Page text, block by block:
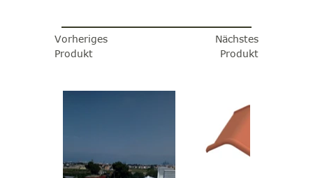
Vorheriges
Produkt
Nächstes
Produkt